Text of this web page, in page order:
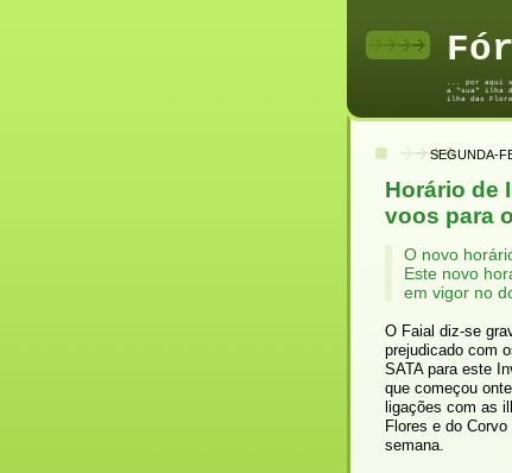
... por aqui
a "sua" ilha
ilha das
SEGUNDA-
Horário de
voos para
O novo
Este novo
em vigor no
O Faial diz-se
prejudicado com
SATA para este
que começou
ligações com as
Flores e do
semana.